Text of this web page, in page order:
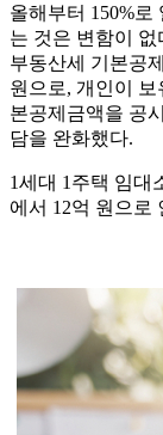
올해부터 150%로
는 것은 변함이
부동산세 기본공
원으로, 개인이 보
본공제금액을 공
담을 완화했다.
1세대 1주택 임대
에서 12억 원으로